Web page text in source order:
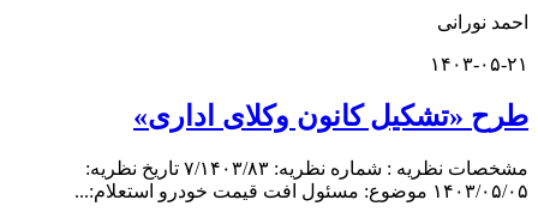
۲۱
کانون وکلای اداری»
مشخصات نظریه : شماره نظریه: ۷/۱۴۰۳/۸۳ تاریخ نظریه:
قیمت خودرو استعلام:...